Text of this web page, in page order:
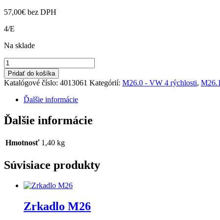
57,00€ bez DPH
4/E
Na sklade
množstvo
Napínacia
kladka
M26.0,1
Pridať do košíka
Katalógové číslo: 4013061 Kategórií: M26.0 - VW 4 rýchlosti,
Ďalšie informácie
Ďalšie informácie
Hmotnosť 1,40 kg
Súvisiace produkty
Zrkadlo M26